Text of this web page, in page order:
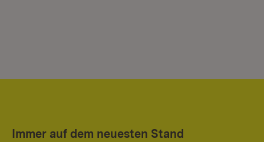
Immer auf dem neuesten Stand